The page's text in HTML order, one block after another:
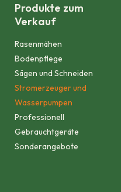
Produkte zum
Verkauf
Rasenmähen
Bodenpflege
Sägen und Schneiden
Stromerzeuger und
Wasserpumpen
Professionell
Gebrauchtgeräte
Sonderangebote